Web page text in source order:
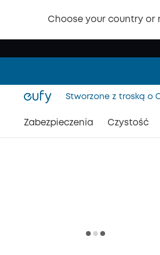
Choose your country or
Stworzone z troską o
Zabezpieczenia Czystość